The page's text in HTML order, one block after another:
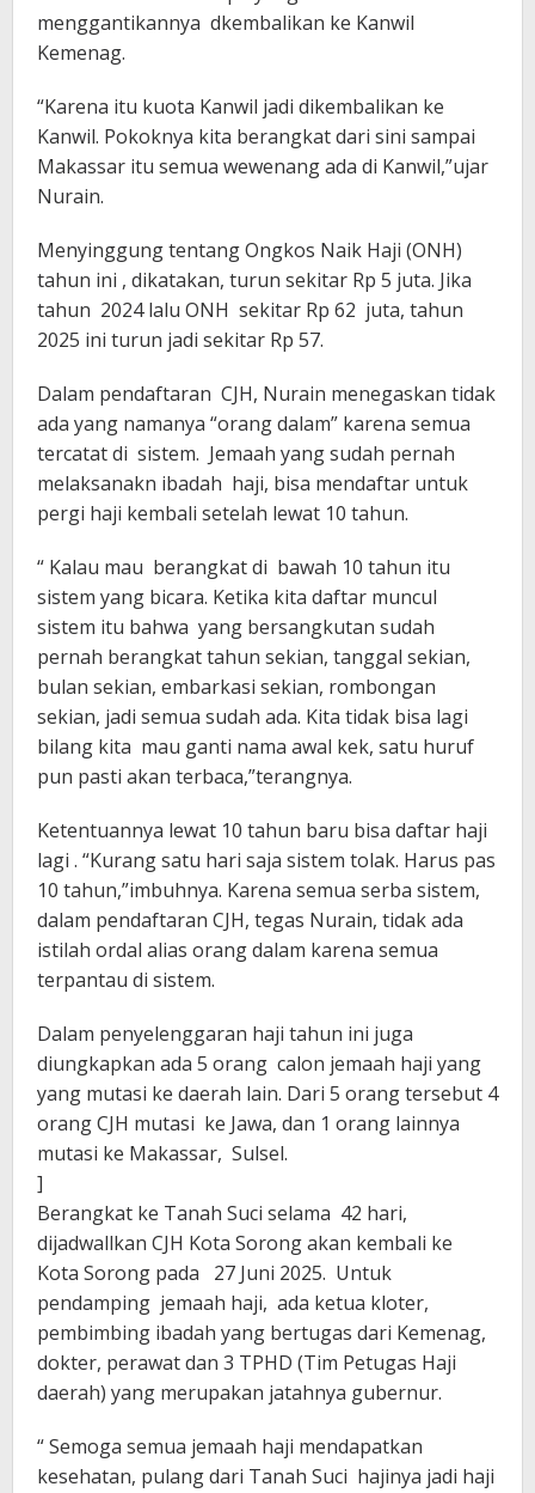
menggantikannya dkembalikan ke Kanwil
Kemenag.
“Karena itu kuota Kanwil jadi dikembalikan ke
Kanwil. Pokoknya kita berangkat dari sini sampai
Makassar itu semua wewenang ada di Kanwil,”ujar
Nurain.
Menyinggung tentang Ongkos Naik Haji (ONH)
tahun ini , dikatakan, turun sekitar Rp 5 juta. Jika
tahun 2024 lalu ONH sekitar Rp 62 juta, tahun
2025 ini turun jadi sekitar Rp 57.
Dalam pendaftaran CJH, Nurain menegaskan tidak
ada yang namanya “orang dalam” karena semua
tercatat di sistem. Jemaah yang sudah pernah
melaksanakn ibadah haji, bisa mendaftar untuk
pergi haji kembali setelah lewat 10 tahun.
“ Kalau mau berangkat di bawah 10 tahun itu
sistem yang bicara. Ketika kita daftar muncul
sistem itu bahwa yang bersangkutan sudah
pernah berangkat tahun sekian, tanggal sekian,
bulan sekian, embarkasi sekian, rombongan
sekian, jadi semua sudah ada. Kita tidak bisa lagi
bilang kita mau ganti nama awal kek, satu huruf
pun pasti akan terbaca,”terangnya.
Ketentuannya lewat 10 tahun baru bisa daftar haji
lagi . “Kurang satu hari saja sistem tolak. Harus pas
10 tahun,”imbuhnya. Karena semua serba sistem,
dalam pendaftaran CJH, tegas Nurain, tidak ada
istilah ordal alias orang dalam karena semua
terpantau di sistem.
Dalam penyelenggaran haji tahun ini juga
diungkapkan ada 5 orang calon jemaah haji yang
yang mutasi ke daerah lain. Dari 5 orang tersebut 4
orang CJH mutasi ke Jawa, dan 1 orang lainnya
mutasi ke Makassar, Sulsel.
]
Berangkat ke Tanah Suci selama 42 hari,
dijadwallkan CJH Kota Sorong akan kembali ke
Kota Sorong pada 27 Juni 2025. Untuk
pendamping jemaah haji, ada ketua kloter,
pembimbing ibadah yang bertugas dari Kemenag,
dokter, perawat dan 3 TPHD (Tim Petugas Haji
daerah) yang merupakan jatahnya gubernur.
“ Semoga semua jemaah haji mendapatkan
kesehatan, pulang dari Tanah Suci hajinya jadi haji